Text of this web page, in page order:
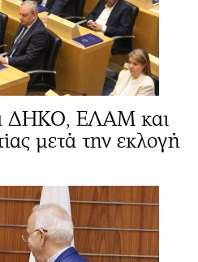
ΔΗΚΟ, ΕΛΑΜ και
μετά την εκλογή